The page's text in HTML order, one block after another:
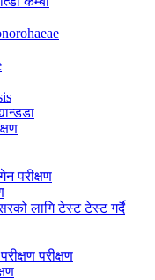
परीक्षण
लागि टेस्ट टेस्ट गर्दै
परीक्षण